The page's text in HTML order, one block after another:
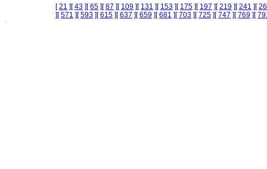
[21 ][43 ][65 ][87 ][ 109 ][ 131 ][ 153 ][ 175 ][ 197 ][219 ][241 ][
][571 ][593 ][615 ][637 ][659 ][681 ][703 ][725 ][747 ][769 ][